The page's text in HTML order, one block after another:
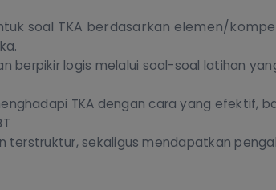
soal TKA berdasarkan elemen/
berpikir logis melalui soal-soal latihan
TKA dengan cara yang efektif,
terstruktur, sekaligus mendapatkan